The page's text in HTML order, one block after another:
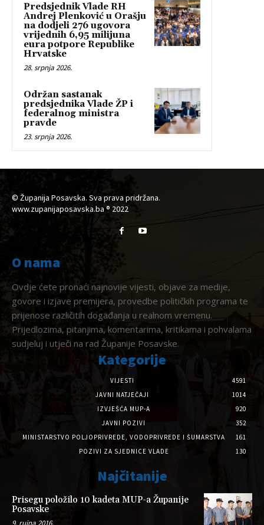
Predsjednik Vlade RH
Andrej Plenković u Orašju
na dodjeli 276 ugovora
vrijednih 6,95 milijuna
eura potpore Republike
Hrvatske
28. srpnja 2026.
Održan sastanak
predsjednika Vlade ŽP i
federalnog ministra
pravde
23. srpnja 2026.
© Županija Posavska. Sva prava pridržana.
www.zupanijaposavska.ba ® 2022
O nama
Ovdje ćete pronaći najnovije vijesti, objave za medije,
govore i izjave premijera, provedbe političkih programa te
prijenose različitih događanja u realnom vremenu.
Prijedlozima, pitanjima, komentarima, kritikama i pohvalama
sudjeluj i utječi na rad Županije Posavske.
Kategorije
VIJESTI
4591
JAVNI NATJEČAJI
1014
IZVJEŠĆA MUP-A
920
JAVNI POZIVI
352
MINISTARSTVO POLJOPRIVREDE, VODOPRIVREDE I ŠUMARSTVA
161
POZIVI ZA SJEDNICE VLADE
130
Najčitanije
Prisegu položilo 10 kadeta MUP-a Županije
Posavske
9. rujna 2016.